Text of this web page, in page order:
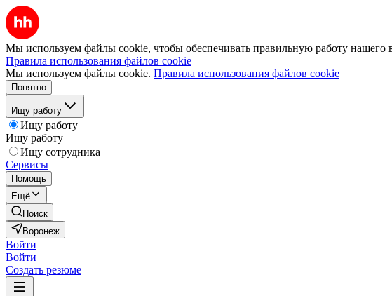
Мы используем файлы cookie, чтобы обеспечивать правильную работу нашего
Правила использования файлов cookie
Мы используем файлы cookie. Правила использования файлов cookie
Понятно
Ищу работу
Ищу работу
Ищу работу
Ищу сотрудника
Сервисы
Помощь
Ещё
Поиск
Воронеж
Войти
Войти
Создать резюме